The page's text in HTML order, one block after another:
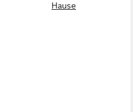
Hause